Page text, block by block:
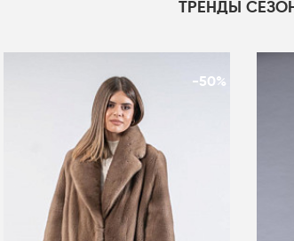
ТРЕНДЫ
-50%